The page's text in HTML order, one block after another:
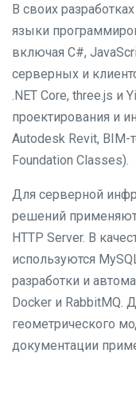
В своих
языки
включая C#,
серверных и
.NET Core, three.js и
проектирования и
Autodesk Revit, BIM-
Foundation Classes).
Для серверной
решений
HTTP Server. В
используются
разработки и
Docker и RabbitMQ.
геометрического
документации